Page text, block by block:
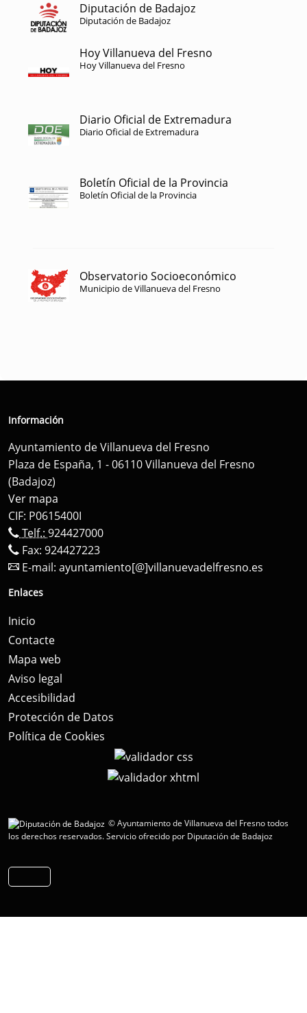
Diputación de Badajoz
Diputación de Badajoz
Hoy Villanueva del Fresno
Hoy Villanueva del Fresno
Diario Oficial de Extremadura
Diario Oficial de Extremadura
Boletín Oficial de la Provincia
Boletín Oficial de la Provincia
Observatorio Socioeconómico
Municipio de Villanueva del Fresno
Información
Ayuntamiento de Villanueva del Fresno
Plaza de España, 1 - 06110 Villanueva del Fresno
(Badajoz)
Ver mapa
CIF: P0615400I
Telf.: 924427000
Fax: 924427223
E-mail: ayuntamiento[@]villanuevadelfresno.es
Enlaces
Inicio
Contacte
Mapa web
Aviso legal
Accesibilidad
Protección de Datos
Política de Cookies
© Ayuntamiento de Villanueva del Fresno todos
los derechos reservados.Servicio ofrecido por Diputación de Badajoz